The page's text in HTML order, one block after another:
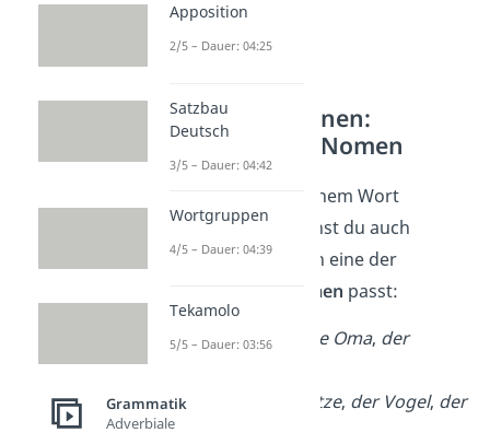
Nomen erkennen:
Gruppen von Nomen
Wenn du dir bei einem Wort
unsicher bist, kannst du auch
überlegen, ob es in eine der
Gruppen von Nomen passt:
Personen
die Oma, der
die Katze, der Vogel, der
Apposition
2/5 – Dauer: 04:25
Satzbau
Deutsch
3/5 – Dauer: 04:42
Wortgruppen
4/5 – Dauer: 04:39
Tekamolo
5/5 – Dauer: 03:56
Grammatik
Adverbiale